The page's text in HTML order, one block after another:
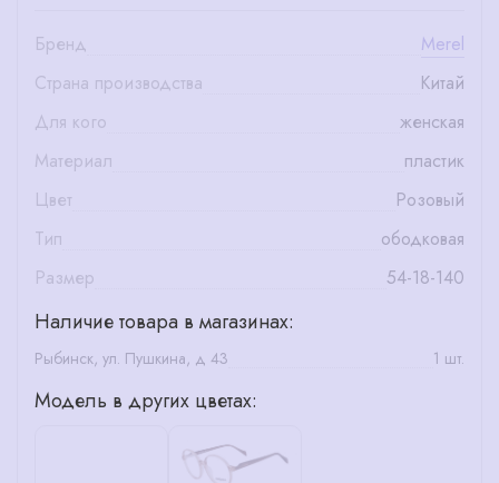
Бренд
Merel
Страна производства
Китай
Для кого
женская
Материал
пластик
Цвет
Розовый
Тип
ободковая
Размер
54-18-140
Наличие товара в магазинах:
Рыбинск, ул. Пушкина, д 43 1 шт.
Модель в других цветах: